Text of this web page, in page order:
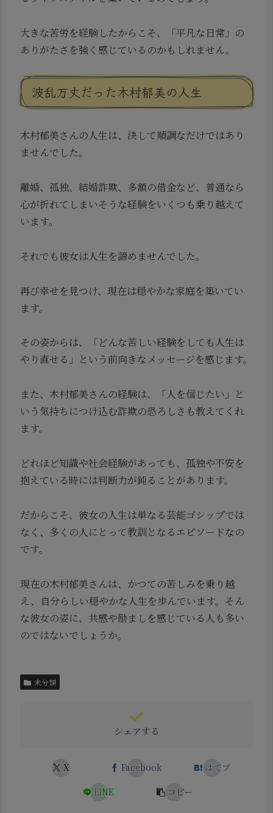
大きな苦労を経験したからこそ、「平凡な日常」の
ありがたさを強く感じているのかもしれません。
波乱万丈だった木村郁美の人生
木村郁美さんの人生は、決して順調なだけではあり
ませんでした。
離婚、孤独、結婚詐欺、多額の借金など、普通なら
心が折れてしまいそうな経験をいくつも乗り越えて
います。
それでも彼女は人生を諦めませんでした。
再び幸せを見つけ、現在は穏やかな家庭を築いてい
ます。
その姿からは、「どんな苦しい経験をしても人生は
やり直せる」という前向きなメッセージを感じます。
また、木村郁美さんの経験は、「人を信じたい」と
いう気持ちにつけ込む詐欺の恐ろしさも教えてくれ
ます。
どれほど知識や社会経験があっても、孤独や不安を
抱えている時には判断力が鈍ることがあります。
だからこそ、彼女の人生は単なる芸能ゴシップでは
なく、多くの人にとって教訓となるエピソードなの
です。
現在の木村郁美さんは、かつての苦しみを乗り越
え、自分らしい穏やかな人生を歩んでいます。そん
な彼女の姿に、共感や励ましを感じている人も多い
のではないでしょうか。
未分類
シェアする
X Facebook
はてブ
LINE
コピー